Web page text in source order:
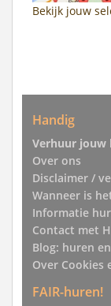
Bekijk jouw
Handig
Verhuur jouw
Over ons
Disclaimer /
Wanneer is
Informatie
Contact met
Blog: huren
Over Cookies
FAIR-huren!